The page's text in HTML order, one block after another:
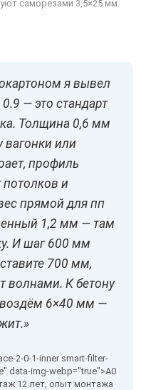
саморезами 3,5×25 мм.
я вывел
— это стандарт
Толщина 0,6 мм
вагонки или
профиль
потолков и
прямой для пп
1,2 мм — там
И шаг 600 мм
700 мм,
волнами. К бетону
6×40 мм —
12 лет, опыт монтажа